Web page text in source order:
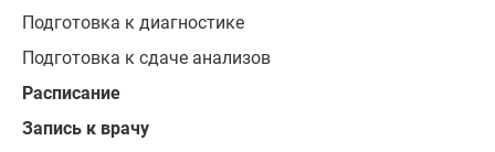
Подготовка к диагностике
Подготовка к сдаче анализов
Расписание
Запись к врачу